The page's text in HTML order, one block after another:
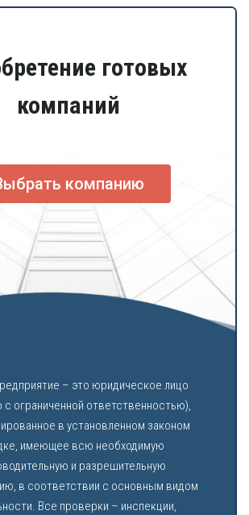
готовых
компаний
компанию
– это юридическое лицо
ограниченной ответственностью),
в установленном законом
имеющее всю необходимую
и разрешительную
в соответствии с основным видом
Все проверки – инспекции,